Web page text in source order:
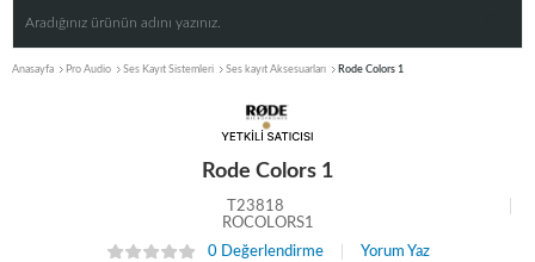
Anasayfa Pro Audio Ses Kayıt Sistemleri Ses kayıt Aksesuarları Rode Colors 1
Rode Colors 1
T23818
ROCOLORS1
0 Değerlendirme
Yorum Yaz